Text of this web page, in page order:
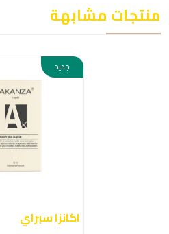
منتجات مشابهة
جديد
اكانزا سبراي